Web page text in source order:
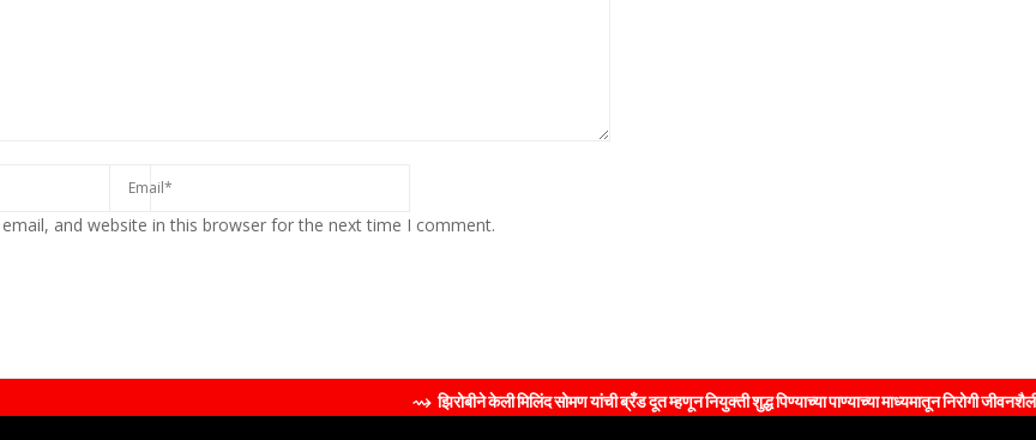
and website in this browser for the next time I comment.
⇝ झिरोबीने केली मिलिंद सोमण यांची ब्रँड दूत म्हणून नियुक्ती शुद्ध पिण्याच्या पाण्याच्या माध्यमातून निरोगी जीवनशैलीचा संदेश